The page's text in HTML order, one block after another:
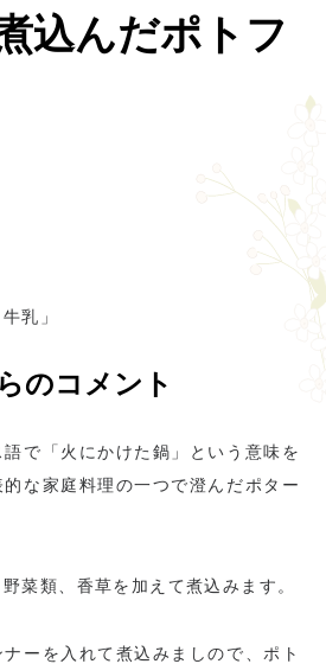
込んだポトフ
乳」
のコメント
で「火にかけた鍋」という意味を
な家庭料理の一つで澄んだポター
菜類、香草を加えて煮込みます。
ーを入れて煮込みましので、ポト